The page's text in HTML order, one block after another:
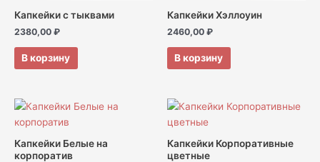
Капкейки с тыквами
2380,00 ₽
В корзину
Капкейки Хэллоуин
2460,00 ₽
В корзину
Капкейки Белые на
корпоратив
Капкейки Корпоративные
цветные